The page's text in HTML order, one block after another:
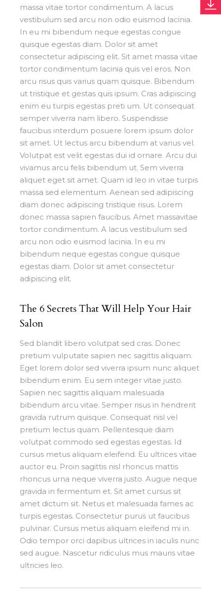
massa vitae tortor condimentum. A lacus
vestibulum sed arcu non odio euismod lacinia.
In eu mi bibendum neque egestas congue
quisque egestas diam. Dolor sit amet
consectetur adipiscing elit. Sit amet massa vitae
tortor condimentum lacinia quis vel eros. Non
arcu risus quis varius quam quisque. Bibendum
ut tristique et gestas quis ipsum. Cras adipiscing
enim eu turpis egestas preti um. Ut consequat
semper viverra nam libero. Suspendisse
faucibus interdum posuere lorem ipsum dolor
sit amet. Ut lectus arcu bibendum at varius vel.
Volutpat est velit egestas dui id ornare. Arcu dui
vivamus arcu felis bibendum ut. Sem viverra
aliquet eget sit amet. Quam id leo in vitae turpis
massa sed elementum. Aenean sed adipiscing
diam donec adipiscing tristique risus. Lorem
donec massa sapien faucibus. Amet massavitae
tortor condimentum. A lacus vestibulum sed
arcu non odio euismod lacinia. In eu mi
bibendum neque egestas congue quisque
egestas diam. Dolor sit amet consectetur
adipiscing elit.
The 6 Secrets That Will Help Your Hair
Salon
Sed blandit libero volutpat sed cras. Donec
pretium vulputate sapien nec sagittis aliquam.
Eget lorem dolor sed viverra ipsum nunc aliquet
bibendum enim. Eu sem integer vitae justo.
Sapien nec sagittis aliquam malesuada
bibendum arcu vitae. Semper risus in hendrerit
gravida rutrum quisque. Consequat nisl vel
pretium lectus quam. Pellentesque diam
volutpat commodo sed egestas egestas. Id
cursus metus aliquam eleifend. Eu ultrices vitae
auctor eu. Proin sagittis nisl rhoncus mattis
rhoncus urna neque viverra justo. Augue neque
gravida in fermentum et. Sit amet cursus sit
amet dictum sit. Netus et malesuada fames ac
turpis egestas. Consectetur purus ut faucibus
pulvinar. Cursus metus aliquam eleifend mi in.
Odio tempor orci dapibus ultrices in iaculis nunc
sed augue. Nascetur ridiculus mus mauris vitae
ultricies leo.